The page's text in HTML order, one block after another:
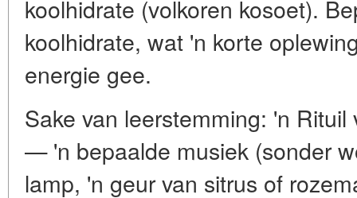
koolhidrate (volkoren kosoet).
koolhidrate, wat 'n korte
energie gee.
Sake van leerstemming: 'n
— 'n bepaalde musiek (sonder
lamp, 'n geur van sitrus of